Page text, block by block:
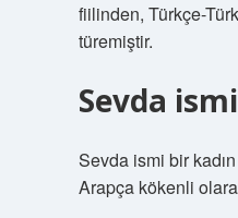
fiilinden, Türkçe-
türemiştir.
Sevda
Sevda ismi bir
Arapça kökenli